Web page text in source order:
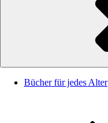
Bücher für jedes Alter